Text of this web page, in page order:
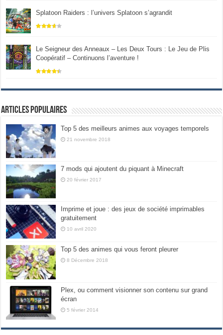
Splatoon Raiders : l’univers Splatoon s’agrandit
Le Seigneur des Anneaux – Les Deux Tours : Le Jeu de Plis
Coopératif – Continuons l’aventure !
Articles populaires
Top 5 des meilleurs animes aux voyages temporels
21 novembre 2018
7 mods qui ajoutent du piquant à Minecraft
20 février 2017
Imprime et joue : des jeux de société imprimables
gratuitement
10 avril 2020
Top 5 des animes qui vous feront pleurer
8 Décembre 2018
Plex, ou comment visionner son contenu sur grand
écran
5 février 2014